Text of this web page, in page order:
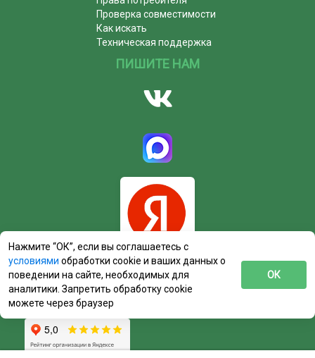
Проверка совместимости
Как искать
Техническая поддержка
ПИШИТЕ НАМ
Нажмите “ОК”, если вы соглашаетесь с
условиями обработки cookie и ваших данных о
поведении на сайте, необходимых для
аналитики. Запретить обработку cookie
можете через браузер
ОК